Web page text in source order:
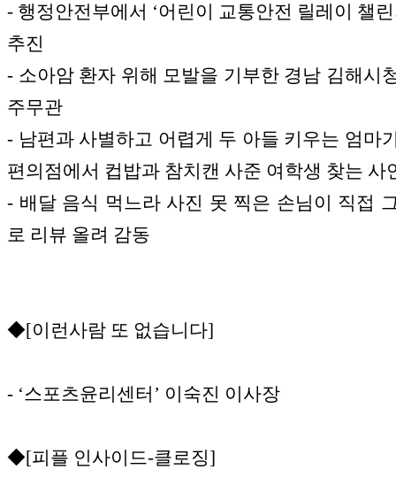
- 행정안전부에서 ‘어린이 교통안전 릴레이 챌
추진
- 소아암 환자 위해 모발을 기부한 경남 김해시
주무관
- 남편과 사별하고 어렵게 두 아들 키우는 엄마
편의점에서 컵밥과 참치캔 사준 여학생 찾는 사
- 배달 음식 먹느라 사진 못 찍은 손님이 직접
로 리뷰 올려 감동
◆[이런사람 또 없습니다]
- ‘스포츠윤리센터’ 이숙진 이사장
◆[피플 인사이드-클로징]